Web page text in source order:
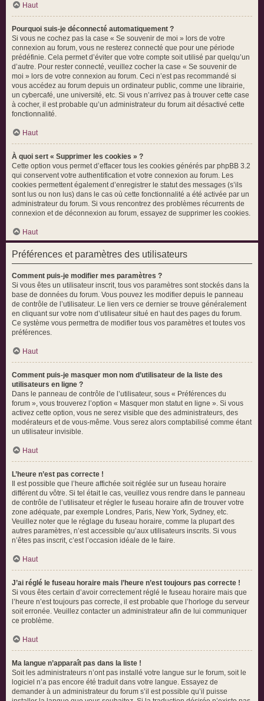
Haut
Pourquoi suis-je déconnecté automatiquement ?
Si vous ne cochez pas la case « Se souvenir de moi » lors de votre
connexion au forum, vous ne resterez connecté que pour une période
prédéfinie. Cela permet d’éviter que votre compte soit utilisé par quelqu’un
d’autre. Pour rester connecté, veuillez cocher la case « Se souvenir de
moi » lors de votre connexion au forum. Ceci n’est pas recommandé si
vous accédez au forum depuis un ordinateur public, comme une librairie,
un cybercafé, une université, etc. Si vous n’arrivez pas à trouver cette case
à cocher, il est probable qu’un administrateur du forum ait désactivé cette
fonctionnalité.
Haut
À quoi sert « Supprimer les cookies » ?
Cette option vous permet d’effacer tous les cookies générés par phpBB 3.2
qui conservent votre authentification et votre connexion au forum. Les
cookies permettent également d’enregistrer le statut des messages (s’ils
sont lus ou non lus) dans le cas où cette fonctionnalité a été activée par un
administrateur du forum. Si vous rencontrez des problèmes récurrents de
connexion et de déconnexion au forum, essayez de supprimer les cookies.
Haut
Préférences et paramètres des utilisateurs
Comment puis-je modifier mes paramètres ?
Si vous êtes un utilisateur inscrit, tous vos paramètres sont stockés dans la
base de données du forum. Vous pouvez les modifier depuis le panneau
de contrôle de l’utilisateur. Le lien vers ce dernier se trouve généralement
en cliquant sur votre nom d’utilisateur situé en haut des pages du forum.
Ce système vous permettra de modifier tous vos paramètres et toutes vos
préférences.
Haut
Comment puis-je masquer mon nom d’utilisateur de la liste des
utilisateurs en ligne ?
Dans le panneau de contrôle de l’utilisateur, sous « Préférences du
forum », vous trouverez l’option « Masquer mon statut en ligne ». Si vous
activez cette option, vous ne serez visible que des administrateurs, des
modérateurs et de vous-même. Vous serez alors comptabilisé comme étant
un utilisateur invisible.
Haut
L’heure n’est pas correcte !
Il est possible que l’heure affichée soit réglée sur un fuseau horaire
différent du vôtre. Si tel était le cas, veuillez vous rendre dans le panneau
de contrôle de l’utilisateur et régler le fuseau horaire afin de trouver votre
zone adéquate, par exemple Londres, Paris, New York, Sydney, etc.
Veuillez noter que le réglage du fuseau horaire, comme la plupart des
autres paramètres, n’est accessible qu’aux utilisateurs inscrits. Si vous
n’êtes pas inscrit, c’est l’occasion idéale de le faire.
Haut
J’ai réglé le fuseau horaire mais l’heure n’est toujours pas correcte !
Si vous êtes certain d’avoir correctement réglé le fuseau horaire mais que
l’heure n’est toujours pas correcte, il est probable que l’horloge du serveur
soit erronée. Veuillez contacter un administrateur afin de lui communiquer
ce problème.
Haut
Ma langue n’apparaît pas dans la liste !
Soit les administrateurs n’ont pas installé votre langue sur le forum, soit le
logiciel n’a pas encore été traduit dans votre langue. Essayez de
demander à un administrateur du forum s’il est possible qu’il puisse